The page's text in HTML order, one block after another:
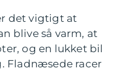
det vigtigt at
blive så varm, at
og en lukket bil
Fladnæsede racer